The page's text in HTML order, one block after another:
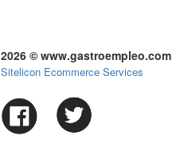
2026 © www.gastroempleo.com
Sitelicon Ecommerce Services